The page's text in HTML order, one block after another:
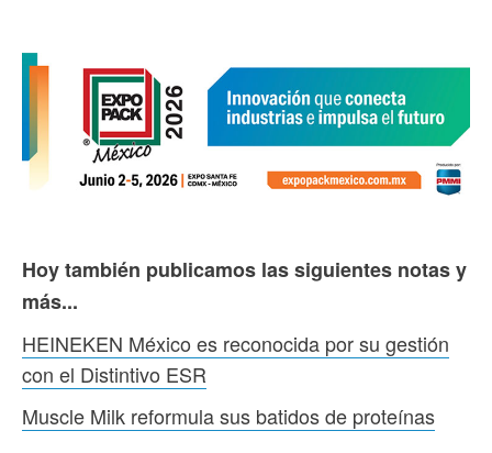
Hoy también publicamos las siguientes notas y
más...
HEINEKEN México es reconocida por su gestión
con el Distintivo ESR
Muscle Milk reformula sus batidos de proteínas